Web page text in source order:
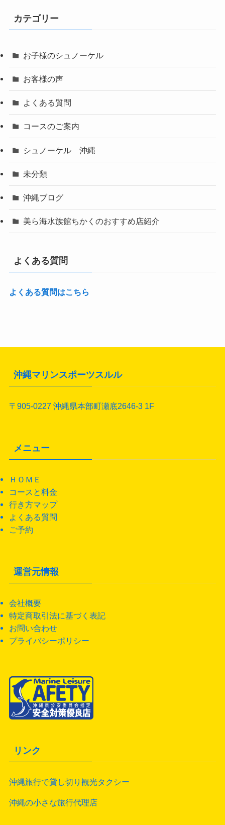
カテゴリー
お子様のシュノーケル
お客様の声
よくある質問
コースのご案内
シュノーケル 沖縄
未分類
沖縄ブログ
美ら海水族館ちかくのおすすめ店紹介
よくある質問
よくある質問はこちら
沖縄マリンスポーツスルル
〒905-0227 沖縄県本部町瀬底2646-3 1F
メニュー
ＨＯＭＥ
コースと料金
行き方マップ
よくある質問
ご予約
運営元情報
会社概要
特定商取引法に基づく表記
お問い合わせ
プライバシーポリシー
リンク
沖縄旅行で貸し切り観光タクシー
沖縄の小さな旅行代理店